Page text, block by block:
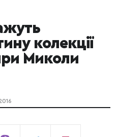
колекції
Миколи